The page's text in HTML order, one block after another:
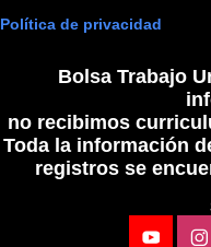
Política de privacidad
Bolsa Trabajo
no recibimos
Toda la información
registros se